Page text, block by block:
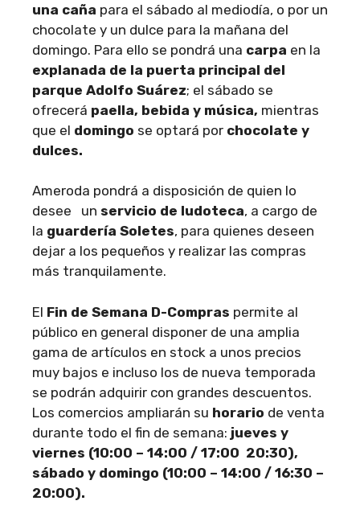
una caña para el sábado al mediodía, o por un
chocolate y un dulce para la mañana del
domingo. Para ello se pondrá una carpa en la
explanada de la puerta principal del
parque Adolfo Suárez; el sábado se
ofrecerá paella, bebida y música, mientras
que el domingo se optará por chocolate y
dulces.
Ameroda pondrá a disposición de quien lo
desee un servicio de ludoteca, a cargo de
la guardería Soletes, para quienes deseen
dejar a los pequeños y realizar las compras
más tranquilamente.
El Fin de Semana D-Compras permite al
público en general disponer de una amplia
gama de artículos en stock a unos precios
muy bajos e incluso los de nueva temporada
se podrán adquirir con grandes descuentos.
Los comercios ampliarán su horario de venta
durante todo el fin de semana: jueves y
viernes (10:00 – 14:00 / 17:00 20:30),
sábado y domingo (10:00 – 14:00 / 16:30 –
20:00).